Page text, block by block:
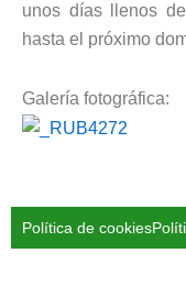
unos días llenos
hasta el próximo
Galería fotográfica:
Política de cookies